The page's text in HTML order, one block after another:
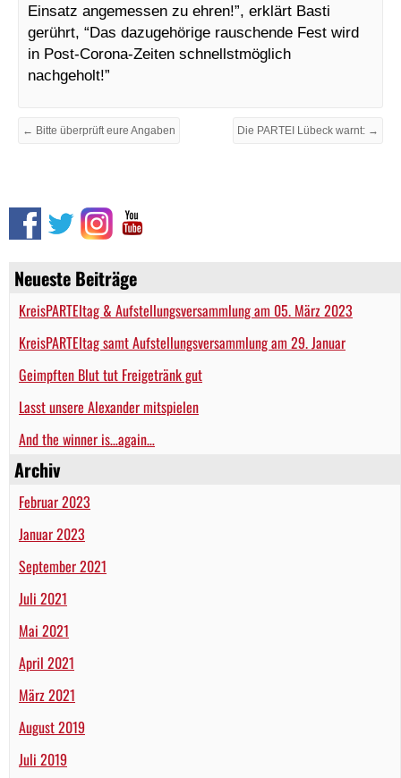
Neueste Beiträge
KreisPARTEItag & Aufstellungsversammlung am 05. März 2023
KreisPARTEItag samt Aufstellungsversammlung am 29. Januar
Geimpften Blut tut Freigetränk gut
Lasst unsere Alexander mitspielen
And the winner is…again…
Archiv
Februar 2023
Januar 2023
September 2021
Juli 2021
Mai 2021
April 2021
März 2021
August 2019
Juli 2019
Einsatz angemessen zu ehren!”, erklärt Basti
gerührt, “Das dazugehörige rauschende Fest wird
in Post-Corona-Zeiten schnellstmöglich
nachgeholt!”
← Bitte überprüft eure Angaben Die PARTEI Lübeck warnt: →